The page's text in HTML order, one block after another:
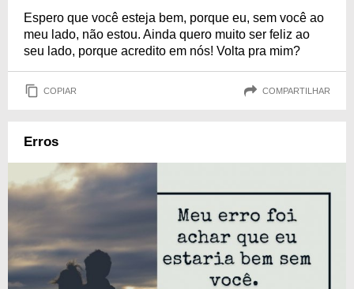
Espero que você esteja bem, porque eu, sem você ao
meu lado, não estou. Ainda quero muito ser feliz ao
seu lado, porque acredito em nós! Volta pra mim?
COPIAR COMPARTILHAR
Erros